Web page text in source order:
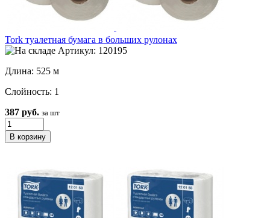
Tork туалетная бумага в больших рулонах
Артикул: 120195
Длина: 525 м
Слойность: 1
387 руб. за шт